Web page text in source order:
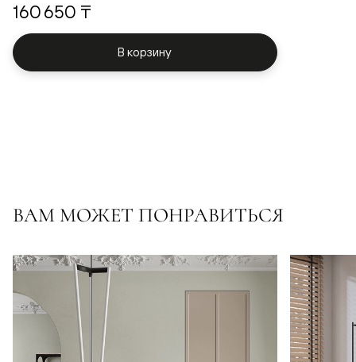
160 650 ₸
В корзину
ВАМ МОЖЕТ ПОНРАВИТЬСЯ